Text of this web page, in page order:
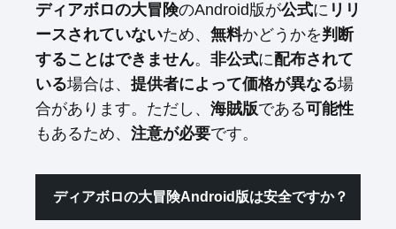
ディアボロの大冒険のAndroid版が公式に リリ
ースされていないため、 無料かどうかを判断
することはできません。 非公式に配布されて
いる場合は、 提供者によって価格が異なる場
合があります。ただし、 海賊版である可能性
もあるため、 注意が必要です。
ディアボロの大冒険Android版は安全ですか？